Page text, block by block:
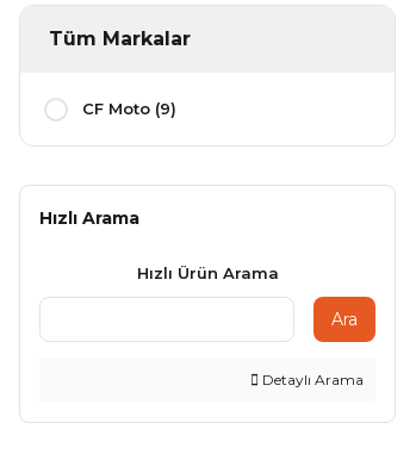
Tüm Markalar
CF Moto (9)
Hızlı Arama
Hızlı Ürün Arama
Ara
Detaylı Arama